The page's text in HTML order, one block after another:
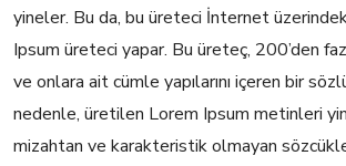
yineler. Bu da, bu üreteci İnternet
Ipsum üreteci yapar. Bu üreteç, 200’den
ve onlara ait cümle yapılarını içeren bir
nedenle, üretilen Lorem Ipsum metinleri
mizahtan ve karakteristik olmayan